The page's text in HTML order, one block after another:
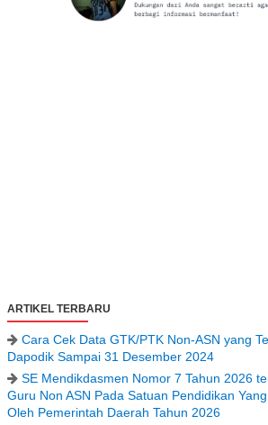
ARTIKEL TERBARU
Cara Cek Data GTK/PTK Non-ASN yang
Dapodik Sampai 31 Desember 2024
SE Mendikdasmen Nomor 7 Tahun 2026
Guru Non ASN Pada Satuan Pendidikan
Oleh Pemerintah Daerah Tahun 2026